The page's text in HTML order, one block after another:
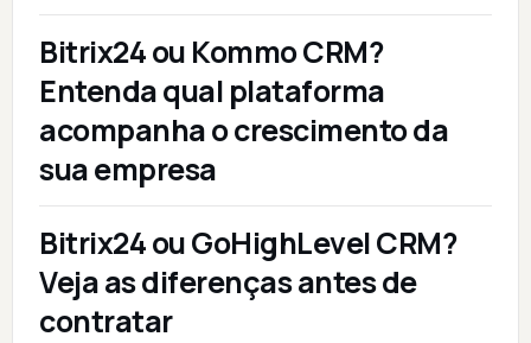
Bitrix24 ou Kommo CRM?
Entenda qual plataforma
acompanha o crescimento da
sua empresa
Bitrix24 ou GoHighLevel CRM?
Veja as diferenças antes de
contratar